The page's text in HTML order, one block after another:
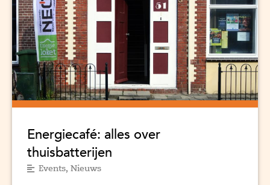
Energiecafé: alles over
thuisbatterijen
Events, Nieuws